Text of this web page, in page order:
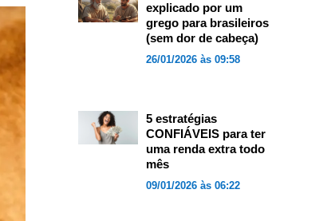
explicado por um
grego para brasileiros
(sem dor de cabeça)
26/01/2026 às 09:58
5 estratégias
CONFIÁVEIS para ter
uma renda extra todo
mês
09/01/2026 às 06:22